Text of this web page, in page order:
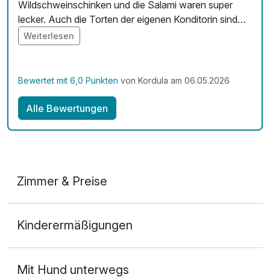
Wildschweinschinken und die Salami waren super
lecker. Auch die Torten der eigenen Konditorin sind
sehr zu empfehlen. Die Speisekarte hat eine große
Auswahl an leckeren Speisen die geschmacklich
und hilfsbereit. Dort fühlt man sich sehr gut
Weiterlesen
Bewertet mit 6,0 Punkten von Kordula am 06.05.2026
Alle Bewertungen
Zimmer & Preise
2 Erwachsene
Kinderermäßigungen
Mit Hund unterwegs